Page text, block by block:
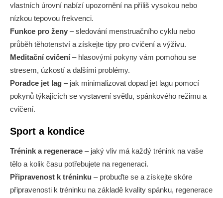
vlastních úrovní nabízí upozornění na příliš vysokou nebo
nízkou tepovou frekvenci.
Funkce pro ženy – sledování menstruačního cyklu nebo
průběh těhotenství a získejte tipy pro cvičení a výživu.
Meditační cvičení– hlasovými pokyny vám pomohou se
stresem, úzkostí a dalšími problémy.
Poradce jet lag – jak minimalizovat dopad jet lagu pomocí
pokynů týkajících se vystavení světlu, spánkového režimu a
cvičení.
Sport a kondice
Trénink a regenerace – jaký vliv má každý trénink na vaše
tělo a kolik času potřebujete na regeneraci.
Připravenost k tréninku – probuďte se a získejte skóre
připravenosti k tréninku na základě kvality spánku, regenerace